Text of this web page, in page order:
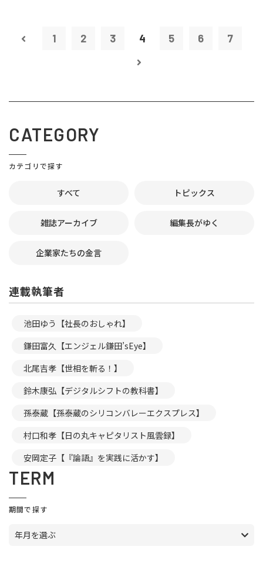
1 2 3 4 5 6 7
CATEGORY
カテゴリで探す
すべて トピックス
雑誌アーカイブ 編集長がゆく
企業家たちの金言
連載執筆者
池田ゆう【社長のおしゃれ】
鎌田富久【エンジェル鎌田’sEye】
北尾吉孝【世相を斬る！】
鈴木康弘【デジタルシフトの教科書】
孫泰蔵【孫泰蔵のシリコンバレーエクスプレス】
村口和孝【日の丸キャピタリスト風雲録】
安岡定子【『論語』を実践に活かす】
TERM
期間で探す
年月を選ぶ